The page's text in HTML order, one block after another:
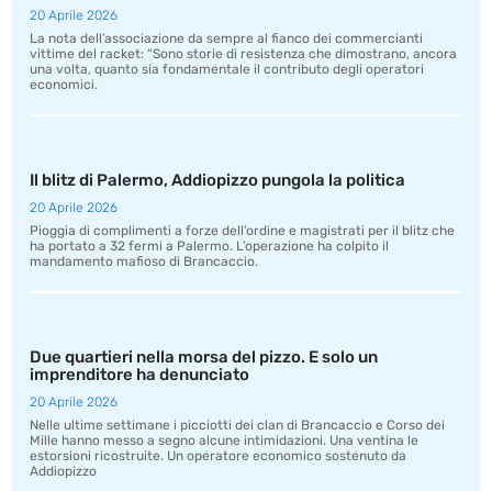
20 Aprile 2026
La nota dell’associazione da sempre al fianco dei commercianti
vittime del racket: “Sono storie di resistenza che dimostrano, ancora
una volta, quanto sia fondamentale il contributo degli operatori
economici.
Il blitz di Palermo, Addiopizzo pungola la politica
20 Aprile 2026
Pioggia di complimenti a forze dell’ordine e magistrati per il blitz che
ha portato a 32 fermi a Palermo. L’operazione ha colpito il
mandamento mafioso di Brancaccio.
Due quartieri nella morsa del pizzo. E solo un
imprenditore ha denunciato
20 Aprile 2026
Nelle ultime settimane i picciotti dei clan di Brancaccio e Corso dei
Mille hanno messo a segno alcune intimidazioni. Una ventina le
estorsioni ricostruite. Un operatore economico sostenuto da
Addiopizzo